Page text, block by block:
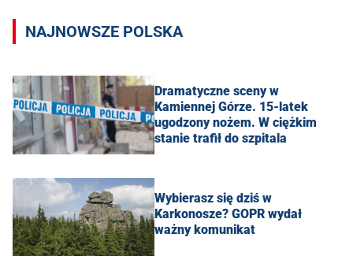
NAJNOWSZE POLSKA
Dramatyczne sceny w
Kamiennej Górze. 15-latek
ugodzony nożem. W ciężkim
stanie trafił do szpitala
Wybierasz się dziś w
Karkonosze? GOPR wydał
ważny komunikat